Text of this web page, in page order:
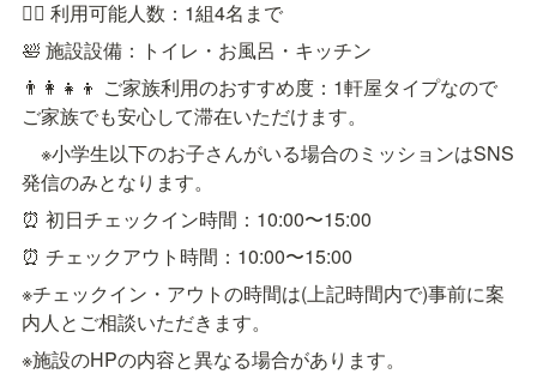
👯‍♀️ 利用可能人数：1組4名まで
🛀 施設設備：トイレ・お風呂・キッチン
👨‍👩‍👧‍👦 ご家族利用のおすすめ度：1軒屋タイプなので
ご家族でも安心して滞在いただけます。
※小学生以下のお子さんがいる場合のミッションはSNS
発信のみとなります。
⏰ 初日チェックイン時間：10:00〜15:00
⏰ チェックアウト時間：10:00〜15:00
※チェックイン・アウトの時間は(上記時間内で)事前に案
内人とご相談いただきます。
※施設のHPの内容と異なる場合があります。